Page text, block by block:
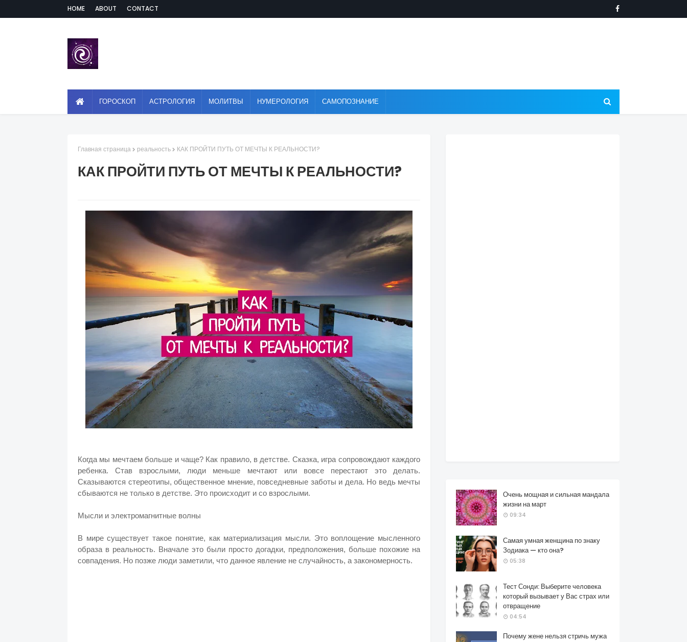
HOME ABOUT CONTACT
ГОРОСКОП АСТРОЛОГИЯ МОЛИТВЫ НУМЕРОЛОГИЯ САМОПОЗНАНИЕ
Главная страница реальность КАК ПРОЙТИ ПУТЬ ОТ МЕЧТЫ К РЕАЛЬНОСТИ?
КАК ПРОЙТИ ПУТЬ ОТ МЕЧТЫ К РЕАЛЬНОСТИ?
Когда мы мечтаем больше и чаще? Как правило, в детстве. Сказка, игра сопровождают каждого
ребенка. Став взрослыми, люди меньше мечтают или вовсе перестают это делать.
Сказываются стереотипы, общественное мнение, повседневные заботы и дела. Но ведь мечты
сбываются не только в детстве. Это происходит и со взрослыми.
Мысли и электромагнитные волны
В мире существует такое понятие, как материализация мысли. Это воплощение мысленного
образа в реальность. Вначале это были просто догадки, предположения, больше похожие на
совпадения. Но позже люди заметили, что данное явление не случайность, а закономерность.
Очень мощная и сильная мандала
жизни на март
09:34
Самая умная женщина по знаку
Зодиака — кто она?
05:38
Тест Сонди: Выберите человека
который вызывает у Вас страх или
отвращение
04:54
Почему жене нельзя стричь мужа